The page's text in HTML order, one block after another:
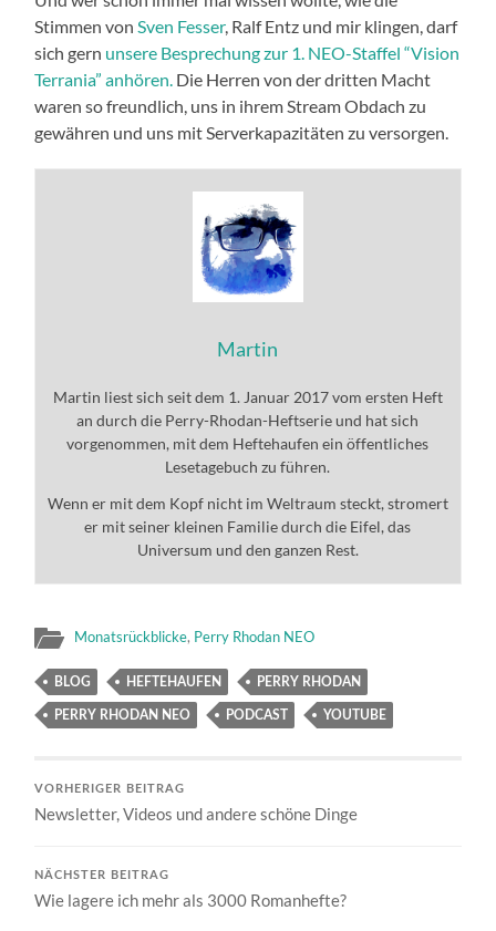
Stimmen von Sven Fesser, Ralf Entz und mir klingen, darf
sich gern unsere Besprechung zur 1. NEO-Staffel “Vision
Terrania” anhören. Die Herren von der dritten Macht
waren so freundlich, uns in ihrem Stream Obdach zu
gewähren und uns mit Serverkapazitäten zu versorgen.
Martin
Martin liest sich seit dem 1. Januar 2017 vom ersten Heft
an durch die Perry-Rhodan-Heftserie und hat sich
vorgenommen, mit dem Heftehaufen ein öffentliches
Lesetagebuch zu führen.
Wenn er mit dem Kopf nicht im Weltraum steckt, stromert
er mit seiner kleinen Familie durch die Eifel, das
Universum und den ganzen Rest.
Monatsrückblicke, Perry Rhodan NEO
BLOG HEFTEHAUFEN PERRY RHODAN
PERRY RHODAN NEO PODCAST YOUTUBE
VORHERIGER BEITRAG
Newsletter, Videos und andere schöne Dinge
NÄCHSTER BEITRAG
Wie lagere ich mehr als 3000 Romanhefte?